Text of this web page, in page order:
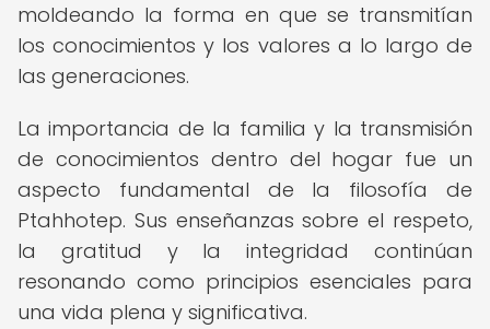
moldeando la forma en que se transmitían
los conocimientos y los valores a lo largo de
las generaciones.
La importancia de la familia y la transmisión
de conocimientos dentro del hogar fue un
aspecto fundamental de la filosofía de
Ptahhotep. Sus enseñanzas sobre el respeto,
la gratitud y la integridad continúan
resonando como principios esenciales para
una vida plena y significativa.